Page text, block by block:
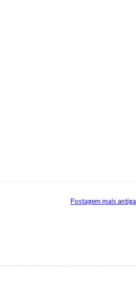
Postagem mais antiga